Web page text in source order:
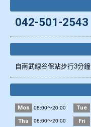
042-501-2543
自南武線谷保站步行3分鐘
Mon 08:00～20:00 Tue
Thu 08:00～20:00 Fri